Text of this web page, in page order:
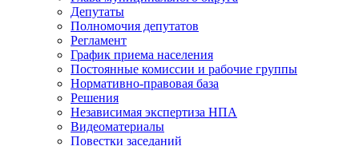
Депутаты
Полномочия депутатов
Регламент
График приема населения
Постоянные комиссии и рабочие группы
Нормативно-правовая база
Решения
Независимая экспертиза НПА
Видеоматериалы
Повестки заседаний